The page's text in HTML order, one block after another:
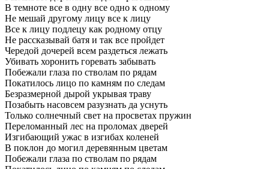
В темноте все в одну все одно к одному
Не мешай другому лицу все к лицу
Все к лицу подлецу как родному отцу
Не рассказывай батя и так все пройдет
Чередой дочерей всем раздеться лежать
Убивать хоронить горевать забывать
Побежали глаза по стволам по рядам
Покатилось лицо по камням по следам
Безразмерной дырой укрывая траву
Позабыть насовсем разузнать да уснуть
Только солнечный свет на просветах пружин
Переломанный лес на проломах дверей
Изгибающий ужас в изгибах коленей
В поклон до могил деревянным цветам
Побежали глаза по стволам по рядам